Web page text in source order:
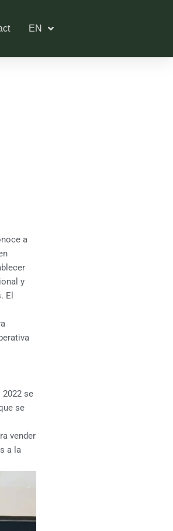
EN
a
y
El
se
se
vender
a la